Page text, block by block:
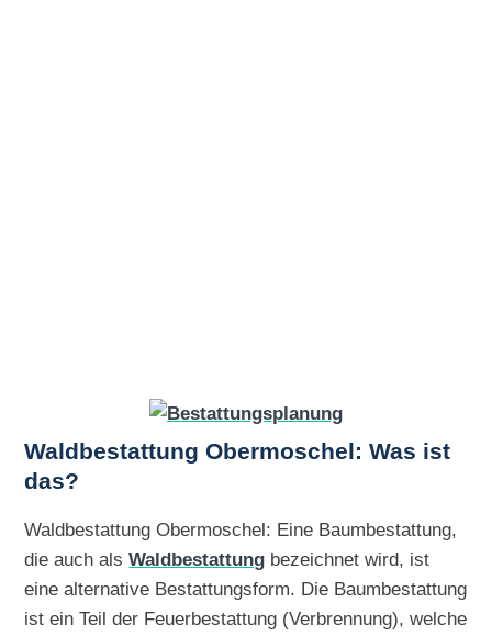
Waldbestattung Obermoschel: Was ist
das?
Waldbestattung Obermoschel: Eine Baumbestattung,
die auch alsWaldbestattung bezeichnet wird, ist
eine alternative Bestattungsform. Die Baumbestattung
ist ein Teil der Feuerbestattung (Verbrennung), welche